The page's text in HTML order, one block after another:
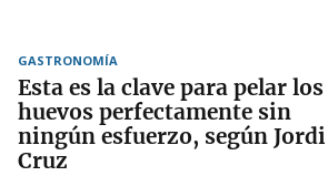
GASTRONOMÍA
Esta es la clave para pelar los
huevos perfectamente sin
ningún esfuerzo, según Jordi
Cruz